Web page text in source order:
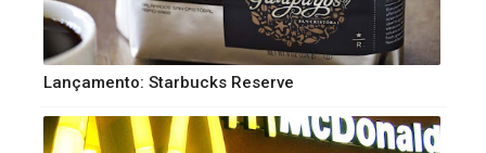
Lançamento: Starbucks Reserve